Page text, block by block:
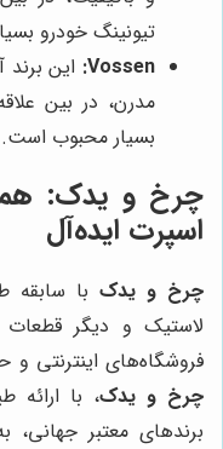
تیونینگ خودرو
Vossen: این
مدرن، در بین
بسیار محبوب است.
چرخ و یدک:
اسپرت ایده‌آل
چرخ و یدک با سابقه
لاستیک و دیگر قطعات
فروشگاه‌های اینترنتی
چرخ و یدک، با
برندهای معتبر